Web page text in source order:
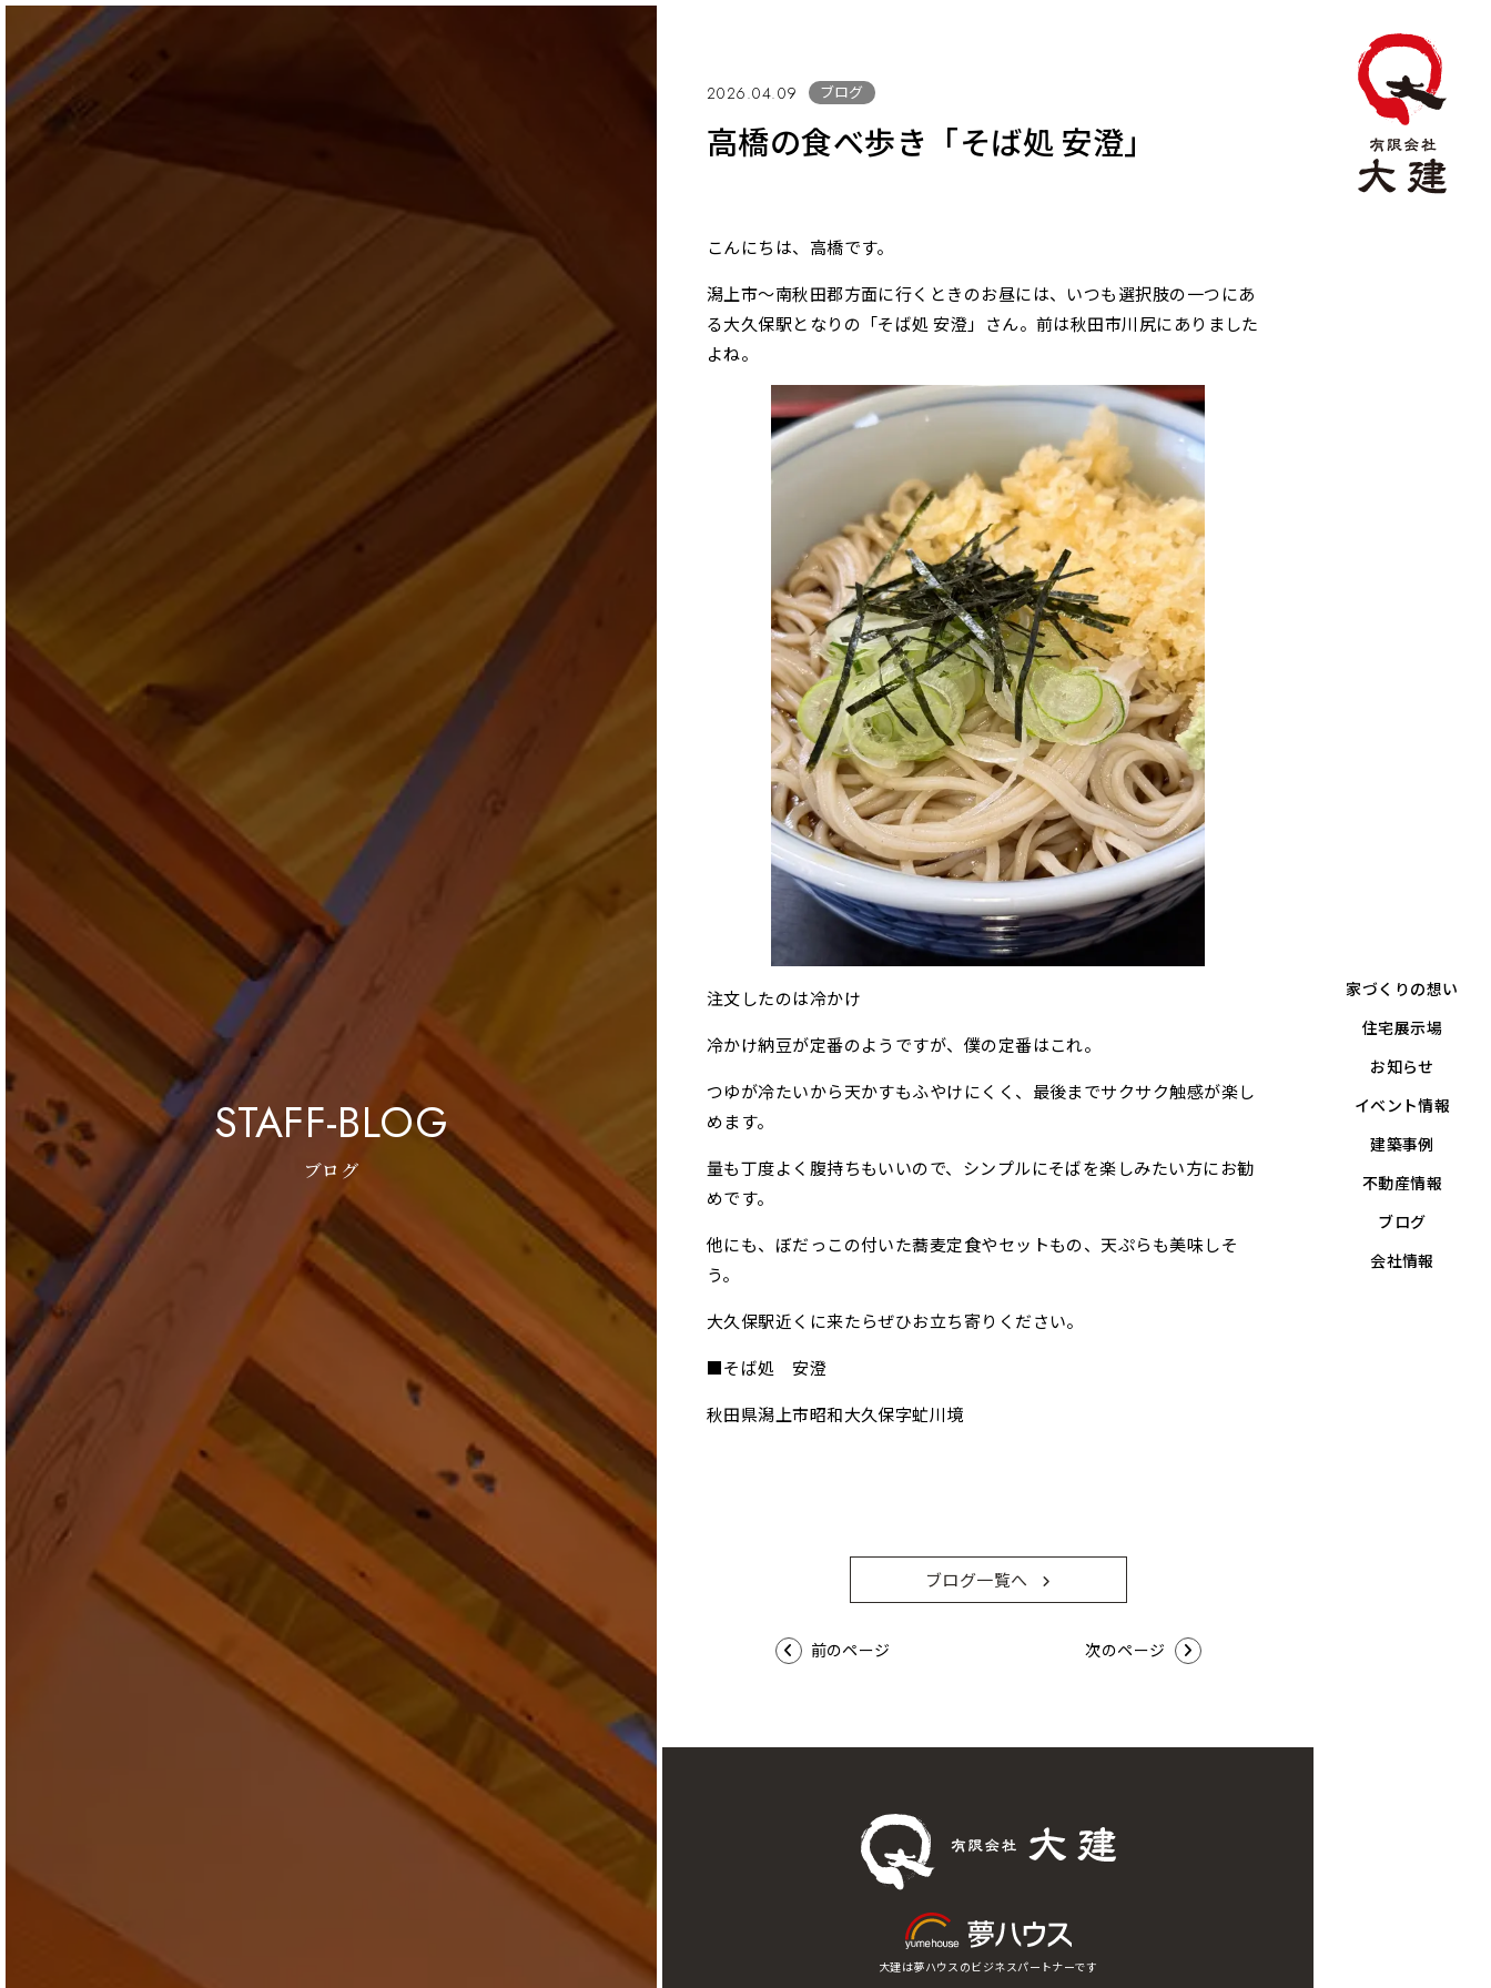
STAFF-BLOG
ブログ
家づくりの想い
住宅展示場
お知らせ
イベント情報
建築事例
不動産情報
ブログ
会社情報
2026.04.09 ブログ
高橋の食べ歩き「そば処 安澄」
こんにちは、高橋です。
潟上市～南秋田郡方面に行くときのお昼には、いつも選択肢の一つにあ
る大久保駅となりの「そば処 安澄」さん。前は秋田市川尻にありました
よね。
注文したのは冷かけ
冷かけ納豆が定番のようですが、僕の定番はこれ。
つゆが冷たいから天かすもふやけにくく、最後までサクサク触感が楽し
めます。
量も丁度よく腹持ちもいいので、シンプルにそばを楽しみたい方にお勧
めです。
他にも、ぼだっこの付いた蕎麦定食やセットもの、天ぷらも美味しそ
う。
大久保駅近くに来たらぜひお立ち寄りください。
■そば処 安澄
秋田県潟上市昭和大久保字虻川境
ブログ一覧へ
前のページ 次のページ
大建は夢ハウスのビジネスパートナーです